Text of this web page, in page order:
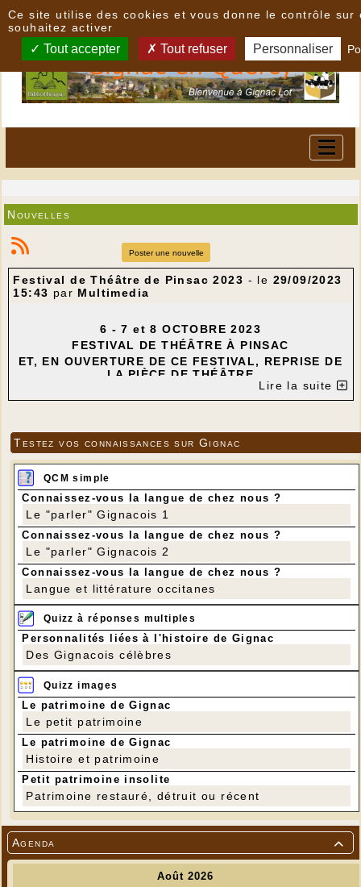

Agenda
Nouvelles
Poster une nouvelle
Festival de Théâtre de Pinsac 2023 - le 29/09/2023
15:43 par Multimedia
6 - 7 et 8 OCTOBRE 2023
FESTIVAL DE THÉÂTRE À PINSAC
ET, EN OUVERTURE DE CE FESTIVAL, REPRISE DE
LA PIÈCE DE THÉÂTRE
"MOURIR POUR UN MOULIN À VENT"
"LA COMPAGNIE DU MOULIN À... PAROLES"
---
Lire la suite
Testez vos connaissances sur Gignac
QCM simple
Connaissez-vous la langue de chez nous ?
Le "parler" Gignacois 1
Connaissez-vous la langue de chez nous ?
Le "parler" Gignacois 2
Connaissez-vous la langue de chez nous ?
Langue et littérature occitanes
Quizz à réponses multiples
Personnalités liées à l'histoire de Gignac
Des Gignacois célèbres
Quizz images
Le patrimoine de Gignac
Le petit patrimoine
Le patrimoine de Gignac
Histoire et patrimoine
Petit patrimoine insolite
Patrimoine restauré, détruit ou récent
Ce site utilise des cookies et vous donne le contrôle sur
souhaitez activer
Tout accepter Tout refuser Personnaliser